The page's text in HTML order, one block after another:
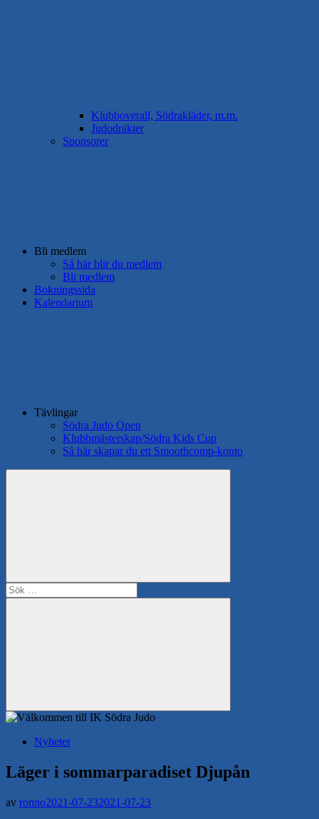
Klubboverall, Södrakläder, m.m.
Judodräkter
Sponsorer
Bli medlem
Så här blir du medlem
Bli medlem
Bokningssida
Kalendarium
Tävlingar
Södra Judo Open
Klubbmästerskap/Södra Kids Cup
Så här skapar du ett Smoothcomp-konto
Search
Sök
efter:
Sök
Nyheter
Läger i sommarparadiset Djupån
av ronno2021-07-232021-07-23